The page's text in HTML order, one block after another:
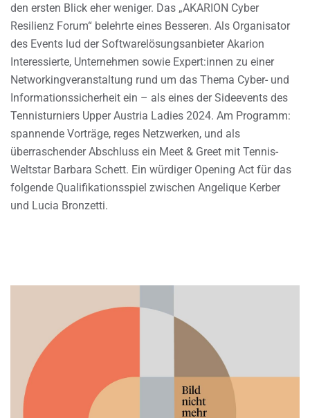
den ersten Blick eher weniger. Das „AKARION Cyber
Resilienz Forum“ belehrte eines Besseren. Als Organisator
des Events lud der Softwarelösungsanbieter Akarion
Interessierte, Unternehmen sowie Expert:innen zu einer
Networkingveranstaltung rund um das Thema Cyber- und
Informationssicherheit ein – als eines der Sideevents des
Tennisturniers Upper Austria Ladies 2024. Am Programm:
spannende Vorträge, reges Netzwerken, und als
überraschender Abschluss ein Meet & Greet mit Tennis-
Weltstar Barbara Schett. Ein würdiger Opening Act für das
folgende Qualifikationsspiel zwischen Angelique Kerber
und Lucia Bronzetti.